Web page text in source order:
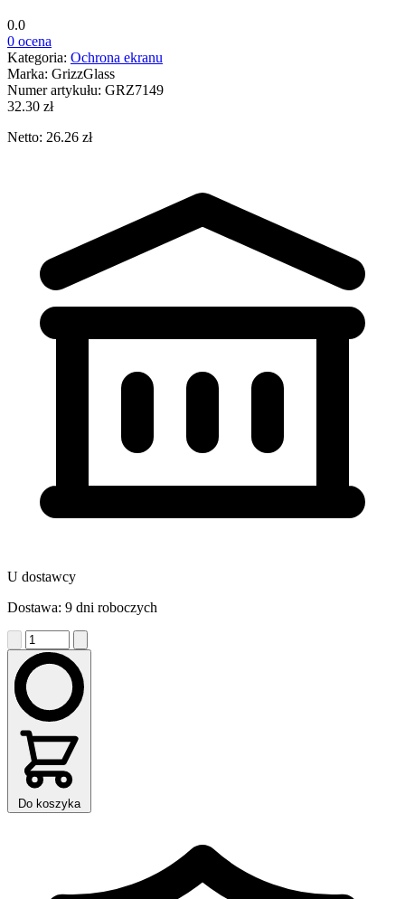
0.0
0 ocena
Kategoria: Ochrona ekranu
Marka: GrizzGlass
Numer artykułu: GRZ7149
32.30 zł
Netto: 26.26 zł
U dostawcy
Dostawa: 9 dni roboczych
Do koszyka